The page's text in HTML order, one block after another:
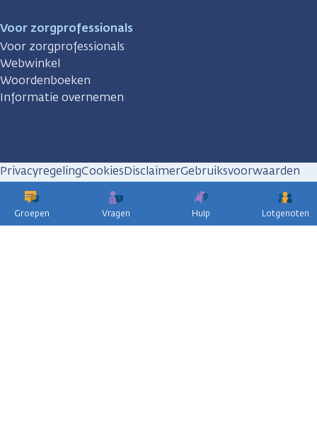
Groepen Vragen Hulp Lotgenoten
Voor zorgprofessionals
Voor zorgprofessionals
Webwinkel
Woordenboeken
Informatie overnemen
PrivacyregelingCookiesDisclaimerGebruiksvoorwaarden
Huisregels